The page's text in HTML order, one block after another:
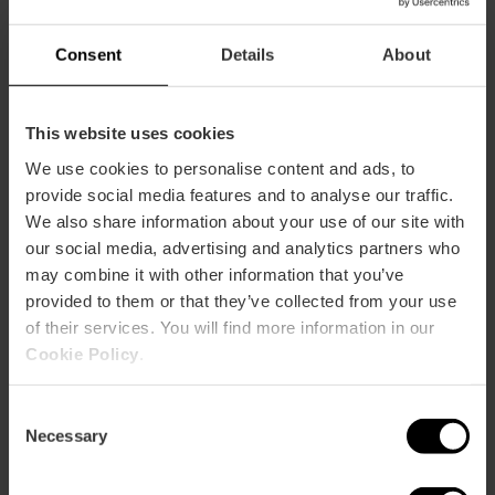
Consent Details About
This website uses cookies
We use cookies to personalise content and ads, to
provide social media features and to analyse our traffic.
We also share information about your use of our site with
our social media, advertising and analytics partners who
may combine it with other information that you’ve
provided to them or that they’ve collected from your use
of their services. You will find more information in our
Cookie Policy
Selection
Necessary
Tickets
Frei
Konzertierungsbesuche: +34 963 883 565
Dienstleistungen
Cafeteria
Buchhandlung